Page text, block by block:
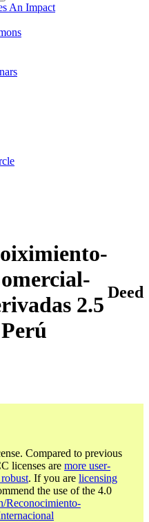
An Impact
2.5
Perú
Deed
Compared to previous
licenses are more user-
. If you are licensing
the use of the 4.0
Reconocimiento-